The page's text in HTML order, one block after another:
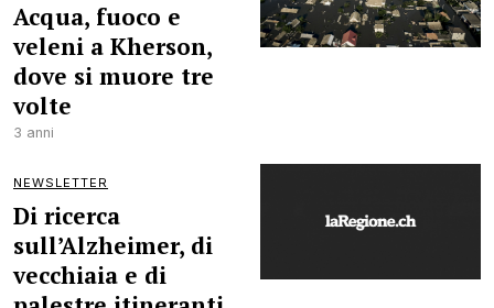
Acqua, fuoco e
veleni a Kherson,
dove si muore tre
volte
3 anni
NEWSLETTER
Di ricerca
sull’Alzheimer, di
vecchiaia e di